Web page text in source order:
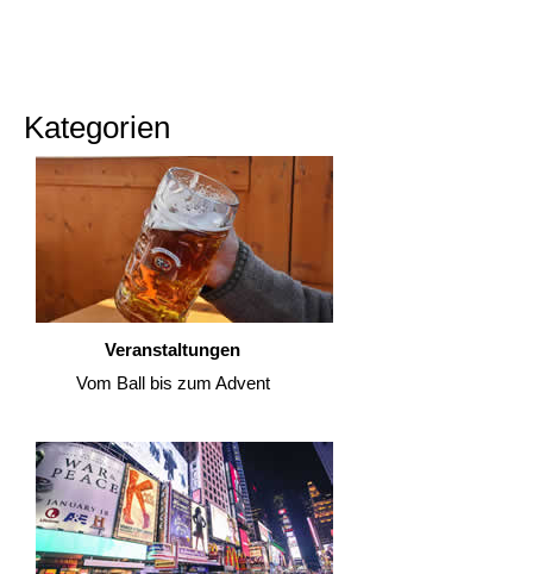
Kategorien
Veranstaltungen
Vom Ball bis zum Advent